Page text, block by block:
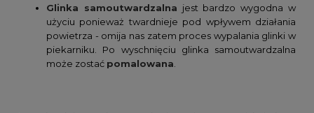
Glinka samoutwardzalna jest bardzo wygodna w
użyciu ponieważ twardnieje pod wpływem działania
powietrza - omija nas zatem proces wypalania glinki w
piekarniku. Po wyschnięciu glinka samoutwardzalna
może zostać pomalowana